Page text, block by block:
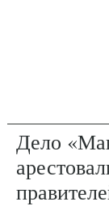
Дело